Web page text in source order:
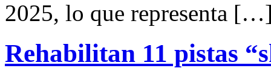
2025, lo que representa
Rehabilitan 11 pistas